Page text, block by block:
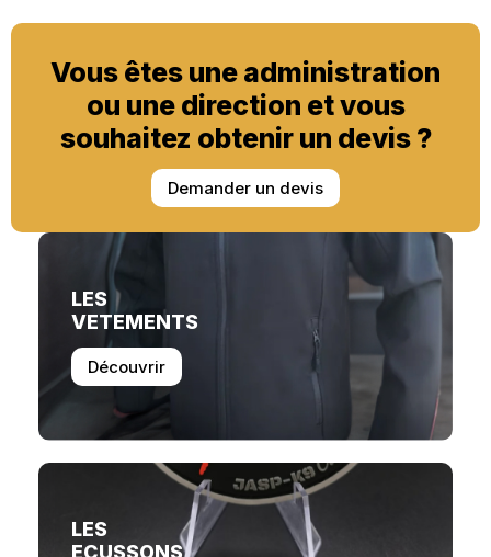
Vous êtes une administration
ou une direction et vous
souhaitez obtenir un devis ?
Demander un devis
LES
VETEMENTS
Découvrir
LES
ECUSSONS